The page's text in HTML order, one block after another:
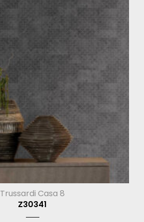
Trussardi Casa 8
Z30341